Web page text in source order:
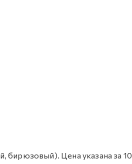
бирюзовый). Цена указана за 10